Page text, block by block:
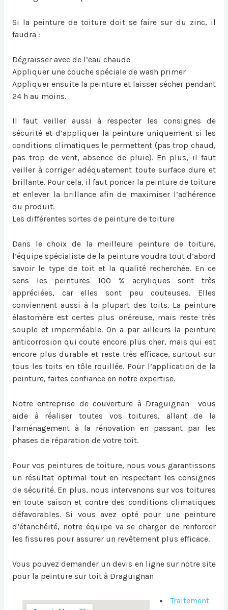
Si la peinture de toituredoit se faire sur du zinc, il
faudra :
Dégraisser avec de l’eau chaude
Appliquer une couche spéciale de wash primer
Appliquer ensuite la peinture et laisser sécher pendant
24 h au moins.
Il faut veiller aussi à respecter les consignes de
sécurité et d’appliquer la peinture uniquement si les
conditions climatiques le permettent (pas trop chaud,
pas trop de vent, absence de pluie). En plus, il faut
veiller à corriger adéquatement toute surface dure et
brillante. Pour cela, il faut poncer la peinture de toiture
et enlever la brillance afin de maximiser l’adhérence
du produit.
Les différentes sortes de peinture de toiture
Dans le choix de la meilleure peinture de toiture,
l’équipe spécialiste de la peinture voudra tout d’abord
savoir le type de toit et la qualité recherchée. En ce
sens les peintures 100 % acryliques sont très
appréciées, car elles sont peu couteuses. Elles
conviennent aussi à la plupart des toits. La peinture
élastomère est certes plus onéreuse, mais reste très
souple et imperméable. On a par ailleurs la peinture
anticorrosion qui coute encore plus cher, mais qui est
encore plus durable et reste très efficace, surtout sur
tous les toits en tôle rouillée. Pour l’application de la
peinture, faites confiance en notre expertise.
Notre entreprise de couverture à Draguignan vous
aide à réaliser toutes vos toitures, allant de la
l’aménagement à la rénovation en passant par les
phases de réparation de votre toit.
Pour vos peintures de toiture, nous vous garantissons
un résultat optimal tout en respectant les consignes
de sécurité. En plus, nous intervenons sur vos toitures
en toute saison et contre des conditions climatiques
défavorables. Si vous avez opté pour une peinture
d’étanchéité, notre équipe va se charger de renforcer
les fissures pour assurer un revêtement plus efficace.
Vous pouvez demander un devis en ligne sur notre site
pour la peinture sur toit à Draguignan
Traitement